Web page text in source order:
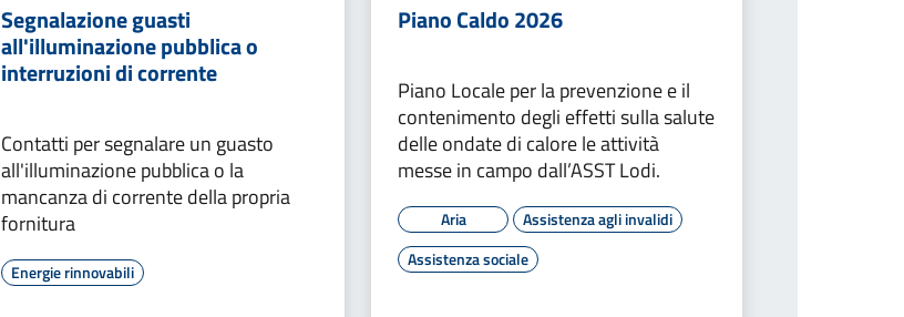
Segnalazione guasti
all'illuminazione pubblica o
interruzioni di corrente
Contatti per segnalare un guasto
all'illuminazione pubblica o la
mancanza di corrente della propria
fornitura
Energie rinnovabili
Piano Caldo 2026
Piano Locale per la prevenzione e il
contenimento degli effetti sulla salute
delle ondate di calore le attività
messe in campo dall’ASST Lodi.
Aria
Assistenza agli invalidi
Assistenza sociale